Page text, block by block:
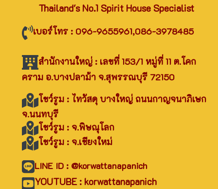
Thailand's No.1 Spirit House Specialist
เบอร์โทร : 096-9655961,086-3978485
สำนักงานใหญ่ : เลขที่ 153/1 หมู่ที่ 11 ต.โคก
คราม อ.บางปลาม้า จ.สุพรรณบุรี 72150
โชว์รูม : ไทวัสดุ บางใหญ่ ถนนกาญจนาภิเษก
จ.นนทบุรี
โชว์รูม : จ.พิษณุโลก
โชว์รูม : จ.เชียงใหม่
LINE ID : @korwattanapanich
YOUTUBE : korwattanapanich